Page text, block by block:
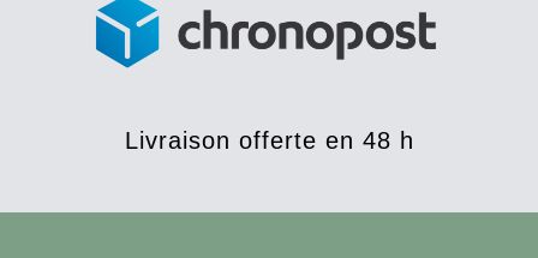
Livraison offerte en 48 h